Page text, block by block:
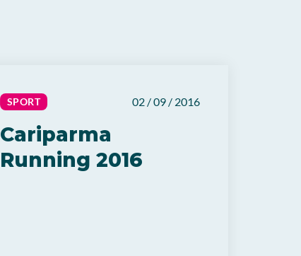
SPORT 02 / 09 / 2016
Cariparma
Running 2016